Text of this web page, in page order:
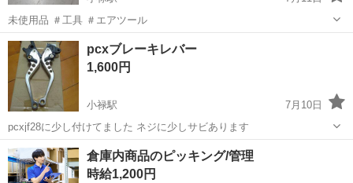
未使用品 ＃工具 ＃エアツール
沖縄 豊見城市 小禄駅
pcxブレーキレバー
1,600円
小禄駅
7月10日
pcxjf28に少し付けてました ネジに少しサビあります
沖縄 豊見城市 小禄駅 その他
倉庫内商品のピッキング/管理
時給1,200円